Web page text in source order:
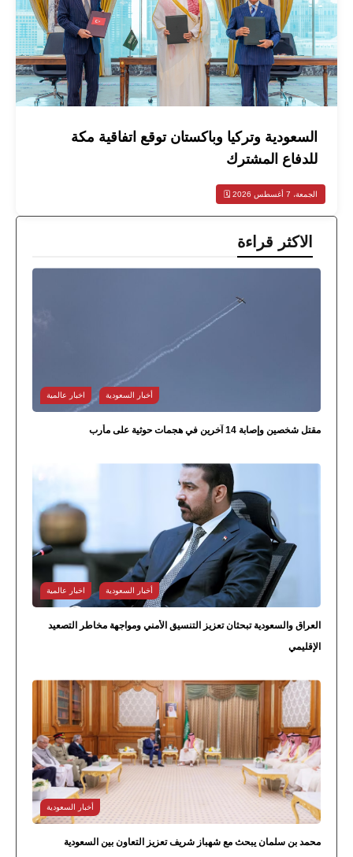
السعودية وتركيا وباكستان توقع اتفاقية مكة
للدفاع المشترك
الجمعة، 7 أغسطس 2026 🗓️
الاكثر قراءة
أخبار السعودية اخبار عالمية
مقتل شخصين وإصابة 14 آخرين في هجمات حوثية على مأرب
أخبار السعودية اخبار عالمية
العراق والسعودية تبحثان تعزيز التنسيق الأمني ومواجهة مخاطر التصعيد
الإقليمي
أخبار السعودية
محمد بن سلمان يبحث مع شهباز شريف تعزيز التعاون بين السعودية